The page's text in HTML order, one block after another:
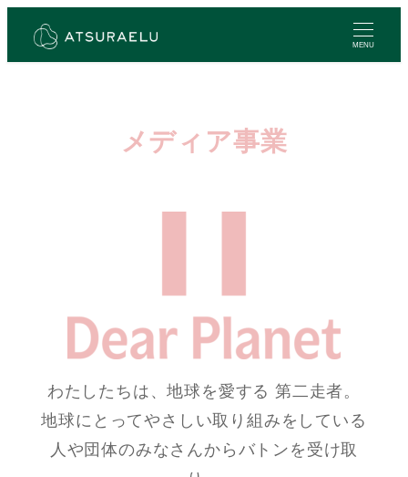
MENU
メディア事業
わたしたちは、地球を愛する 第二走者。
地球にとってやさしい取り組みをしている
人や団体のみなさんからバトンを受け取